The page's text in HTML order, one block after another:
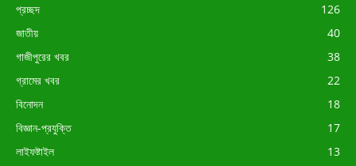
প্রচ্ছদ
126
জাতীয়
40
গাজীপুরের খবর
38
গ্রামের খবর
22
বিনোদন
18
বিজ্ঞান-প্রযুক্তি
17
লাইফষ্টাইল
13